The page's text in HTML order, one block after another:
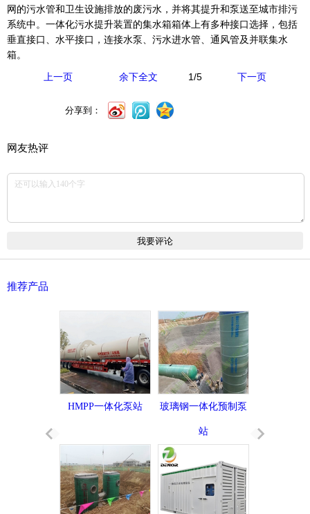
网的污水管和卫生设施排放的废污水，并将其提升和泵送至城市排污
系统中。一体化污水提升装置的集水箱箱体上有多种接口选择，包括
垂直接口、水平接口，连接水泵、污水进水管、通风管及并联集水
箱。
上一页 余下全文 1/5 下一页
分享到：
网友热评
推荐产品
HMPP一体化泵站 玻璃钢一体化预制泵
站